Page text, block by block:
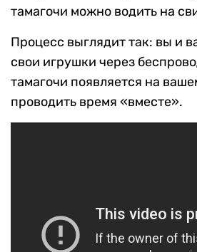
тамагочи можно водить на
Процесс выглядит так: вы и
свои игрушки через
тамагочи появляется на
проводить время «вместе».